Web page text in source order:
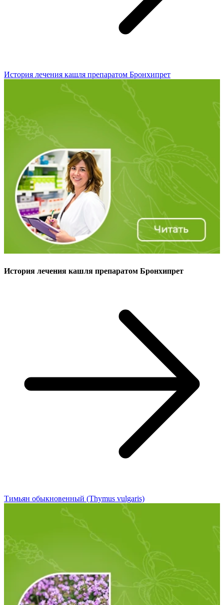
История лечения кашля препаратом Бронхипрет
История лечения кашля препаратом Бронхипрет
Тимьян обыкновенный (Thymus vulgaris)